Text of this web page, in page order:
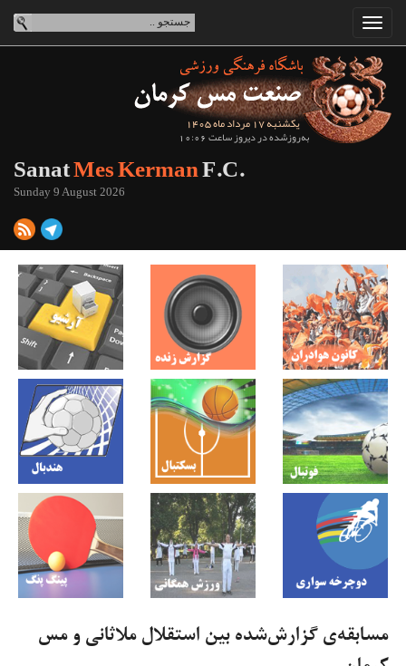
یکشنبه 17 مرداد ماه 1405
به‌روزشده در دیروز ساعت 10:06
SanatMes KermanF.C.
Sunday 9 August 2026
مسابقه‌ی گزارش‌شده بین استقلال ملاثانی و مس